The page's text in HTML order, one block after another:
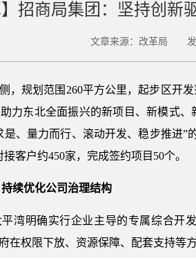
】招商局集团：坚持创
文章来源：改革局 发
，规划范围260平方公里，起步区开
力东北全面振兴的新项目、新模式
、量力而行、滚动开发、稳步推进
客户约450家，完成签约项目50个。
续优化公司治理结构
湾明确实行企业主导的专属综合开
在权限下放、资源保障、配套支持等